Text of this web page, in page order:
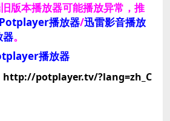
版本播放器可能播放异常，推
播放器/迅雷影音播放
器。
播放器
http://potplayer.tv/?lang=zh_C